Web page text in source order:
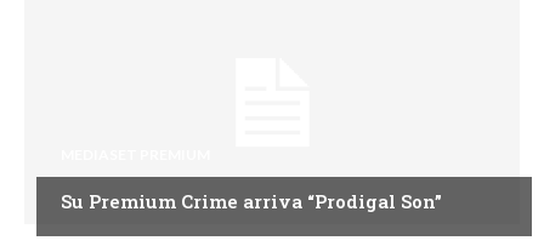
Su Premium Crime arriva “Prodigal Son”